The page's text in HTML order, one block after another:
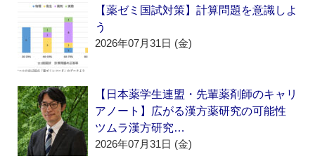
【薬ゼミ国試対策】計算問題を意識しよ
う
2026年07月31日 (金)
【日本薬学生連盟・先輩薬剤師のキャリ
アノート】広がる漢方薬研究の可能性
ツムラ漢方研究…
2026年07月31日 (金)